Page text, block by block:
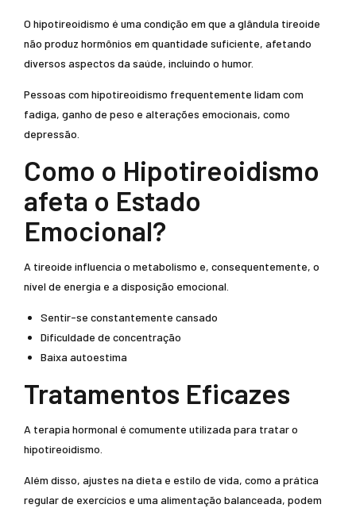
O hipotireoidismo é uma condição em que a glândula tireoide
não produz hormônios em quantidade suficiente, afetando
diversos aspectos da saúde, incluindo o humor.
Pessoas com hipotireoidismo frequentemente lidam com
fadiga, ganho de peso e alterações emocionais, como
depressão.
Como o Hipotireoidismo
afeta o Estado
Emocional?
A tireoide influencia o metabolismo e, consequentemente, o
nível de energia e a disposição emocional.
Sentir-se constantemente cansado
Dificuldade de concentração
Baixa autoestima
Tratamentos Eficazes
A terapia hormonal é comumente utilizada para tratar o
hipotireoidismo.
Além disso, ajustes na dieta e estilo de vida, como a prática
regular de exercícios e uma alimentação balanceada, podem